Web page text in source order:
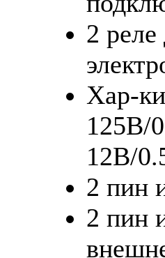
2
Хар-
125В/
12В/
2 пин
2 пин